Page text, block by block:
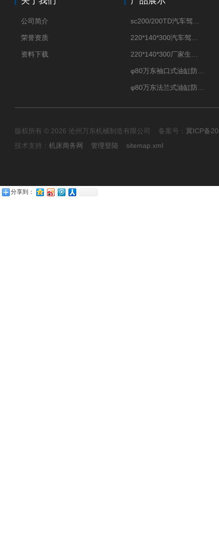
公司简介
荣誉资质
资料下载
版权所有 © 2026 沧州万东机械制造有限公司 备案号： 冀ICP备
技术支持： 机床商务网 管理登陆 sitemap.xml
分享到：